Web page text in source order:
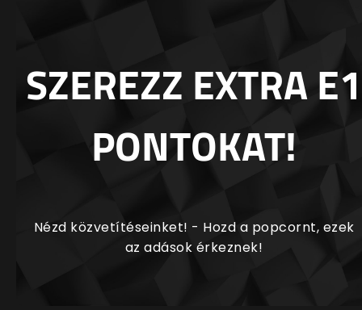
SZEREZZ EXTRA E1
PONTOKAT!
Nézd közvetítéseinket! - Hozd a popcornt, ezek
az adások érkeznek!